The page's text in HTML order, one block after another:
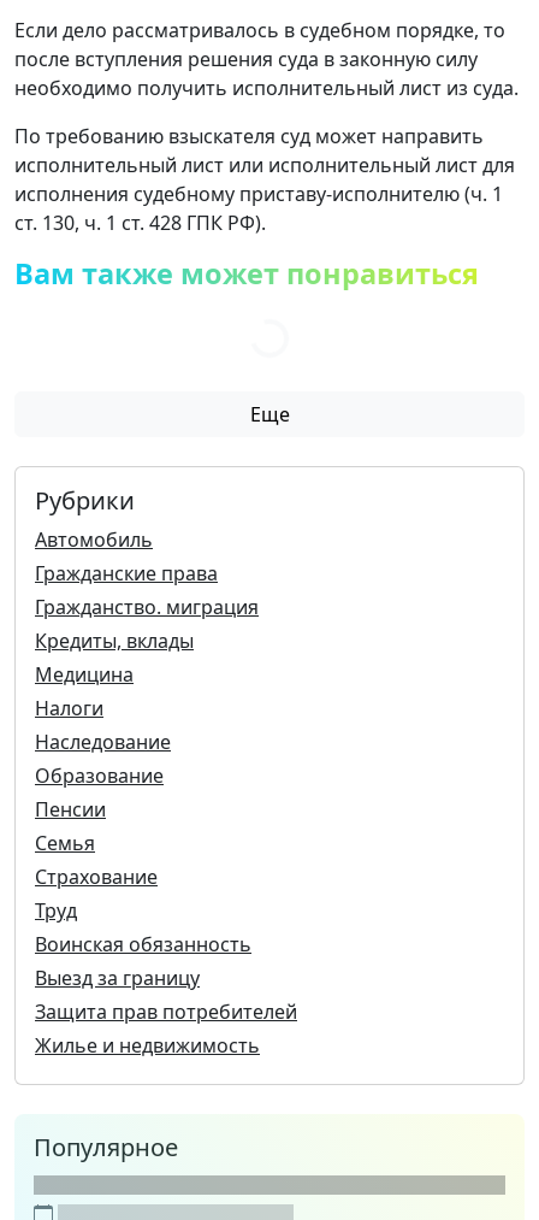
Если дело рассматривалось в судебном порядке, то
после вступления решения суда в законную силу
необходимо получить исполнительный лист из суда.
По требованию взыскателя суд может направить
исполнительный лист или исполнительный лист для
исполнения судебному приставу-исполнителю (ч. 1
ст. 130, ч. 1 ст. 428 ГПК РФ).
Вам также может понравиться
Еще
Рубрики
Автомобиль
Гражданские права
Гражданство. миграция
Кредиты, вклады
Медицина
Налоги
Наследование
Образование
Пенсии
Семья
Страхование
Труд
Воинская обязанность
Выезд за границу
Защита прав потребителей
Жилье и недвижимость
Популярное